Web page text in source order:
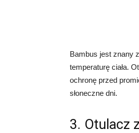
Bambus jest znany
temperaturę ciała.
ochronę przed
słoneczne dni.
3. Otulacz